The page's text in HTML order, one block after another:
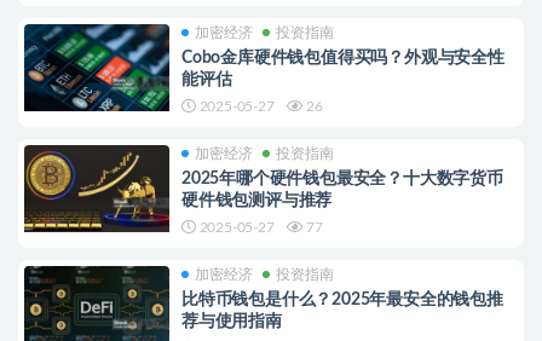
加密经济 投资指南
Cobo金库硬件钱包值得买吗？外观与安全性
能评估
2025-05-27 26
加密经济 投资指南
2025年哪个硬件钱包最安全？十大数字货币
硬件钱包测评与推荐
2025-05-27 77
加密经济 投资指南
比特币钱包是什么？2025年最安全的钱包推
荐与使用指南